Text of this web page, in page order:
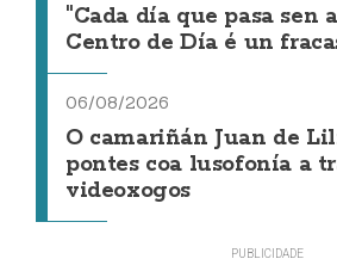
"Cada día que pasa sen
Centro de Día é un
06/08/2026
O camariñán Juan de
pontes coa lusofonía a
videoxogos